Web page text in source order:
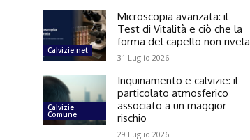
Calvizie.net
Microscopia avanzata: il
Test di Vitalità e ciò che la
forma del capello non rivela
31 Luglio 2026
Calvizie
Comune
Inquinamento e calvizie: il
particolato atmosferico
associato a un maggior
rischio
29 Luglio 2026